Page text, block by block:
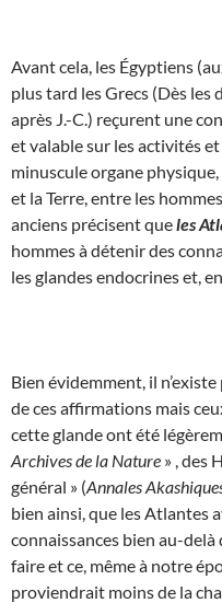
Avant cela, les Égyptiens
plus tard les Grecs (Dès les
après J.-C.) reçurent une
et valable sur les activités
minuscule organe
et la Terre, entre les
anciens précisent queles
hommes à détenir des
les glandes endocrines et,
Bien évidemment, il
de ces affirmations mais
cette glande ont été
Archives de la Nature » , des
général » (Annales
bien ainsi, que les Atlantes
connaissances bien au-delà
faire et ce, même à notre
proviendrait moins de la